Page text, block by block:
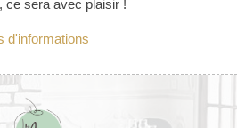
ce sera avec plaisir !
d'informations